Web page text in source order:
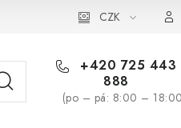
Obchodní podmínky
CZK
+420 725 443
888
(po – pá: 8:00 –